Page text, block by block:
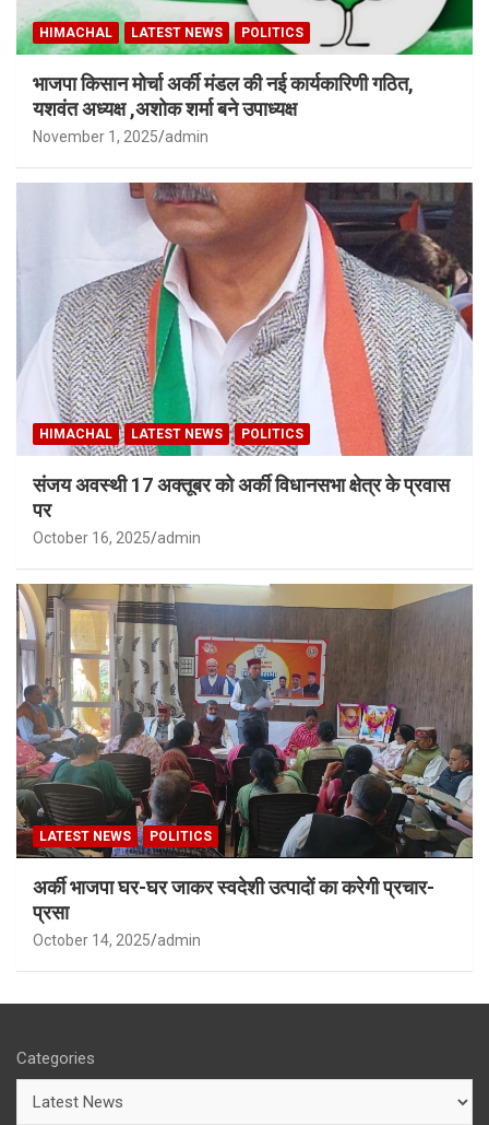
HIMACHAL LATEST NEWS POLITICS
भाजपा किसान मोर्चा अर्की मंडल की नई कार्यकारिणी गठित,
यशवंत अध्यक्ष ,अशोक शर्मा बने उपाध्यक्ष
November 1, 2025 admin
HIMACHAL LATEST NEWS POLITICS
संजय अवस्थी 17 अक्तूबर को अर्की विधानसभा क्षेत्र के प्रवास
पर
October 16, 2025 admin
LATEST NEWS POLITICS
अर्की भाजपा घर-घर जाकर स्वदेशी उत्पादों का करेगी प्रचार-
प्रसा
October 14, 2025 admin
Categories